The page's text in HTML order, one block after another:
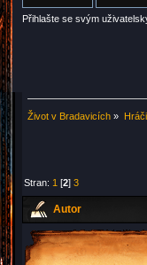
Přihlašte se svým
Život v Bradavicích »
Stran: 1 [2]3
Autor